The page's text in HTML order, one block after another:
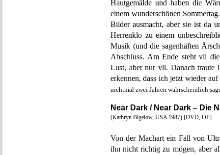
Hautgemälde und haben die
einem wunderschönen
Bilder ausmacht, aber sie ist da
Herrenklo zu einem
Musik (und die sagenhäften
Abschluss. Am Ende steht vll
Lust, aber nur vll. Danach traute
erkennen, dass ich jetzt wieder
nichtmal zwei Jahren wahrscheinlich
Near Dark / Near Dark – Die
(Kathryn Bigelow, USA 1987) [DVD, OF]
Von der Machart ein Fall von
ihn nicht richtig zu mögen, aber